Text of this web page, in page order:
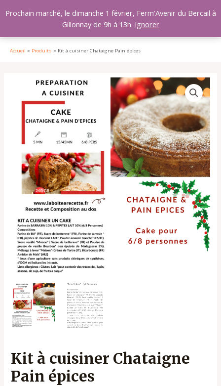
au
Accueil Produits Kit à cuisiner Chataigne Pain épices
Kit à cuisiner Chataigne
Pain épices
quantité
Chataigne
épices
Prochain marché, le dimanche 1 février, Ferm'Avenir du Bercail à
Gillonnay de 9h à 13h. Ignorer